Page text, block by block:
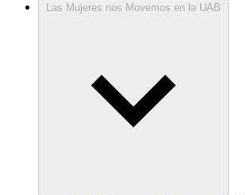
Las Mujeres nos Movemos en la UAB